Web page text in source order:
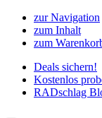
zur Navigation
zum Inhalt
zum
Deals sichern!
Kostenlos
RADschlag